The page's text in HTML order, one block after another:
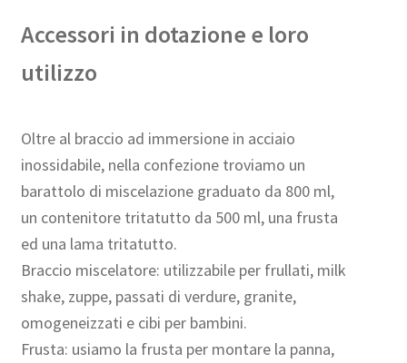
Accessori in dotazione e loro
utilizzo
Oltre al braccio ad immersione in acciaio
inossidabile, nella confezione troviamo un
barattolo di miscelazione graduato da 800 ml,
un contenitore tritatutto da 500 ml, una frusta
ed una lama tritatutto.
Braccio miscelatore: utilizzabile per frullati, milk
shake, zuppe, passati di verdure, granite,
omogeneizzati e cibi per bambini.
Frusta: usiamo la frusta per montare la panna,